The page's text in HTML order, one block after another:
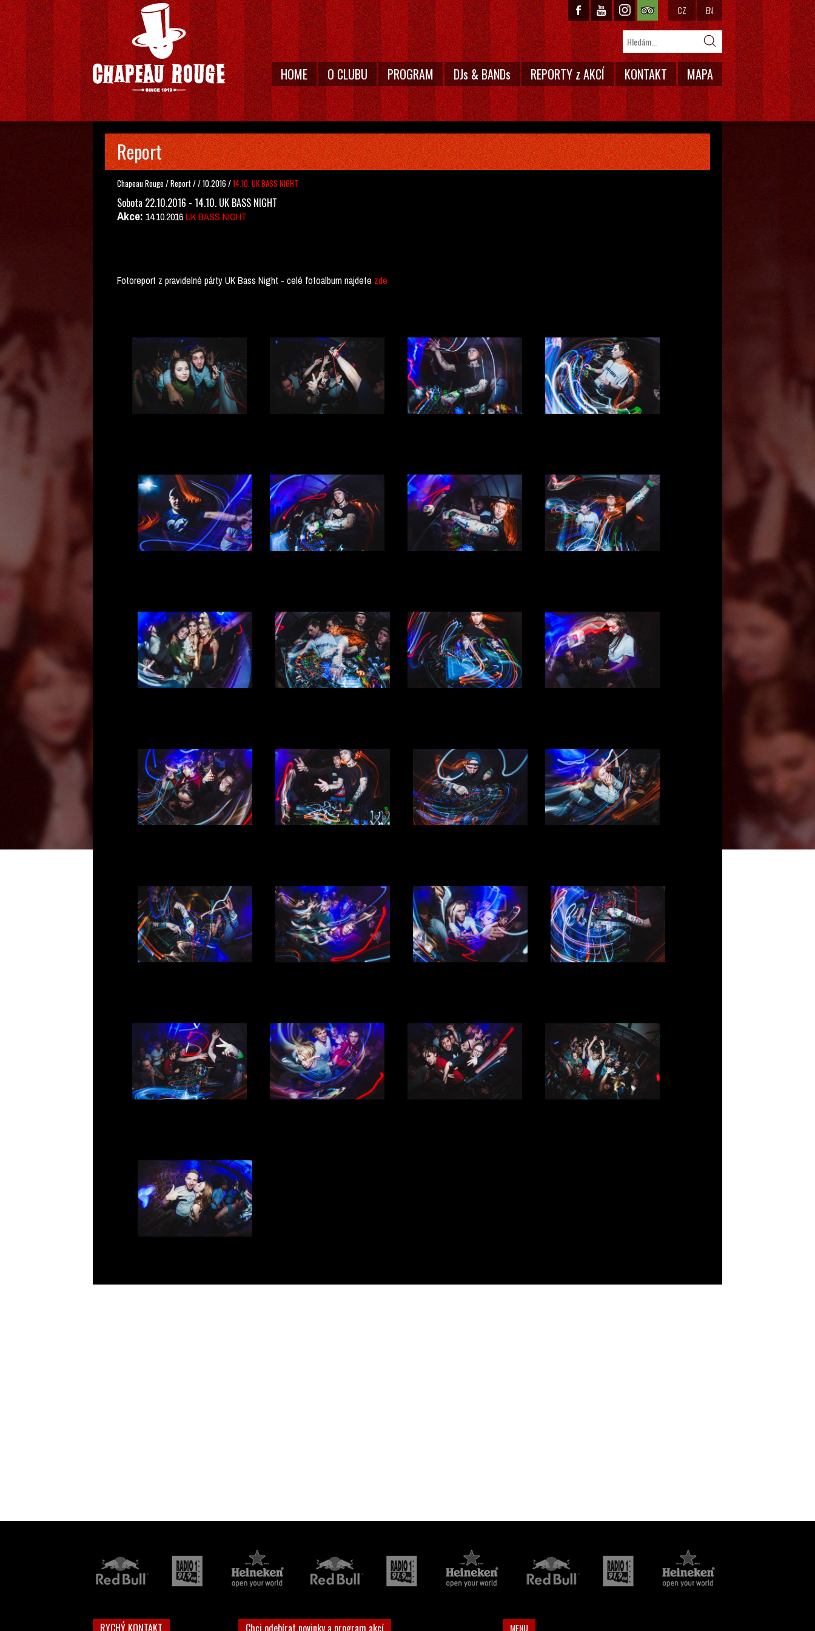
HOME O CLUBU PROGRAM DJs & BANDs REPORTY z AKCÍ KONTAKT MAPA
CZ EN
Report
Chapeau Rouge /Report//10.2016 /14.10. UK BASS NIGHT
Sobota 22.10.2016 - 14.10. UK BASS NIGHT
Akce: 14.10.2016UK BASS NIGHT
Fotoreport z pravidelné párty UK Bass Night - celé fotoalbum najdete zde
RYCHÝ KONTAKT Chci odebírat novinky a program akcí MENU